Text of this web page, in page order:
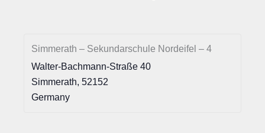
Simmerath – Sekundarschule Nordeifel – 4
Walter-Bachmann-Straße 40
Simmerath, 52152
Germany